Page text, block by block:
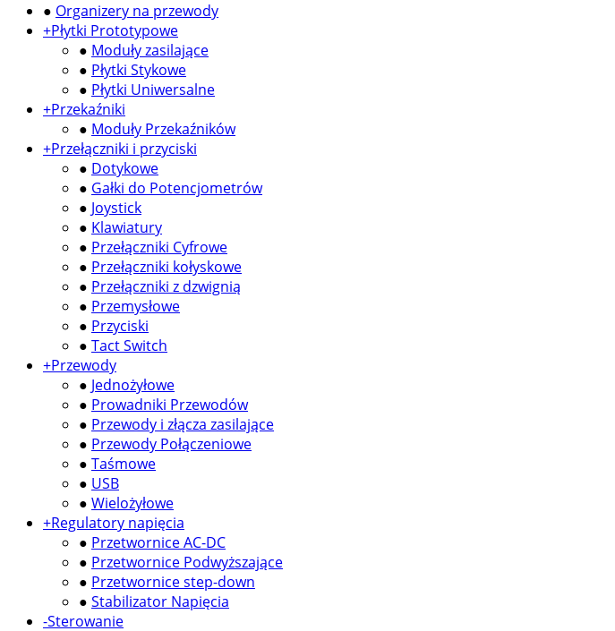
● Organizery na przewody
+Płytki Prototypowe
● Moduły zasilające
● Płytki Stykowe
● Płytki Uniwersalne
+Przekaźniki
● Moduły Przekaźników
+Przełączniki i przyciski
● Dotykowe
● Gałki do Potencjometrów
● Joystick
● Klawiatury
● Przełączniki Cyfrowe
● Przełączniki kołyskowe
● Przełączniki z dzwignią
● Przemysłowe
● Przyciski
● Tact Switch
+Przewody
● Jednożyłowe
● Prowadniki Przewodów
● Przewody i złącza zasilające
● Przewody Połączeniowe
● Taśmowe
● USB
● Wielożyłowe
+Regulatory napięcia
● Przetwornice AC-DC
● Przetwornice Podwyższające
● Przetwornice step-down
● Stabilizator Napięcia
-Sterowanie